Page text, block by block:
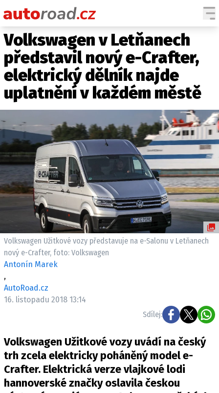
AUTA
TESTY AUT
NOVINKY
EKO
ZAJÍMAVOSTI
TECHNIKA
EKONOMIKA
ČESKÝ TRH
TUNING
PROFI
ELEKTRO
NOVINKY ZE SVĚTA EV
TISKOVKY
ROZHOVORY
DAKAR
Z DOMOVA
Volkswagen v Letňanech
představil nový e-Crafter,
elektrický dělník najde
uplatnění v každém městě
Volkswagen Užitkové vozy představuje na e-Salonu v Letňanech
nový e-Crafter, foto: Volkswagen
Antonín Marek
,
AutoRoad.cz
16. listopadu 2018 13:14
Sdílej:
Volkswagen Užitkové vozy uvádí na český
trh zcela elektricky poháněný model e-
Crafter. Elektrická verze vlajkové lodi
hannoverské značky oslavila českou